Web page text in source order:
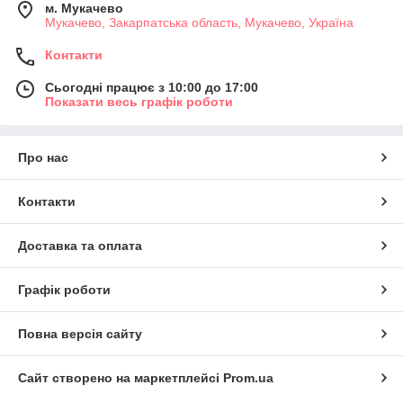
м. Мукачево
Мукачево, Закарпатська область, Мукачево, Україна
Контакти
Сьогодні працює з 10:00 до 17:00
Показати весь графік роботи
Про нас
Контакти
Доставка та оплата
Графік роботи
Повна версія сайту
Сайт створено на маркетплейсі Prom.ua